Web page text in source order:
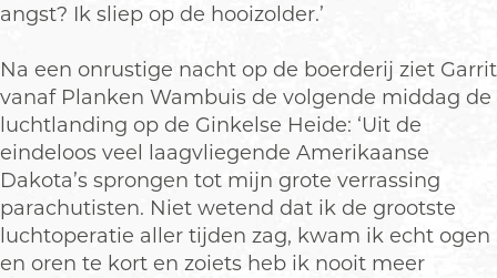
angst? Ik sliep op de hooizolder.’
Na een onrustige nacht op de boerderij ziet Garrit
vanaf Planken Wambuis de volgende middag de
luchtlanding op de Ginkelse Heide: ‘Uit de
eindeloos veel laagvliegende Amerikaanse
Dakota’s sprongen tot mijn grote verrassing
parachutisten. Niet wetend dat ik de grootste
luchtoperatie aller tijden zag, kwam ik echt ogen
en oren te kort en zoiets heb ik nooit meer